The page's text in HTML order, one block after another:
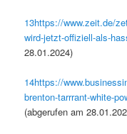
13https://www.zeit.de/
wird-jetzt-offiziell-als-
28.01.2024)
14https://
brenton-tarrrant-white-
(abgerufen am